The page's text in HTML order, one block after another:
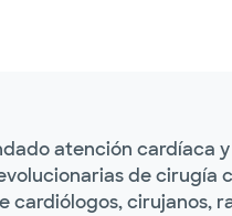
atención cardíaca
de cirugía
cardiólogos, cirujanos,